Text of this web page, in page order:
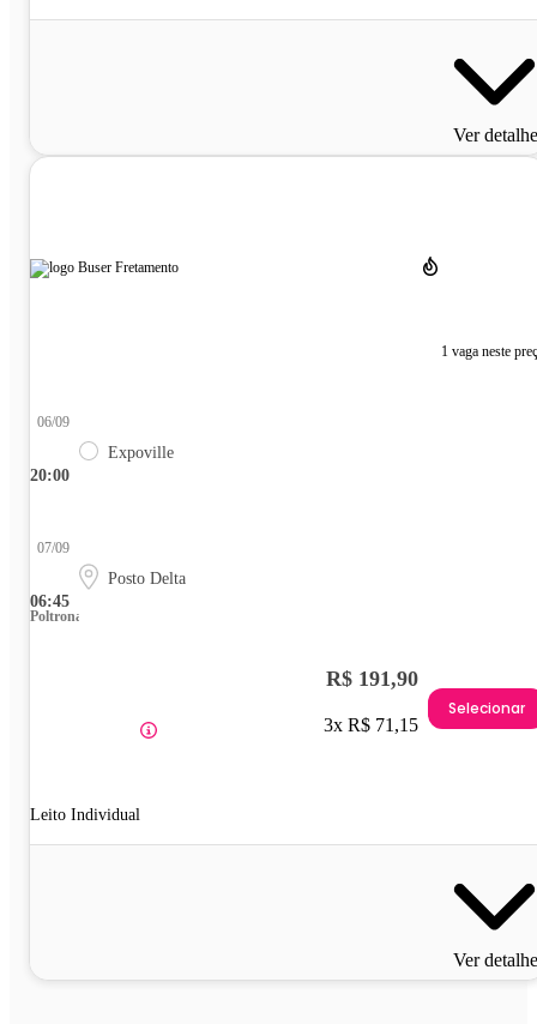
Ver
1 vaga neste
20:00
06/09
Expoville
06:45
07/09
Posto Delta
Poltrona
Leito Individual
R$ 191,90
3x R$ 71,15
Selecionar
Ver